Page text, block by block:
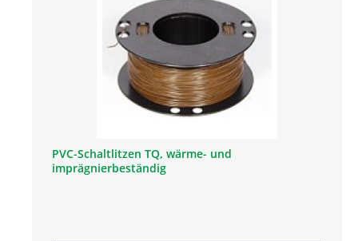
PVC-Schaltlitzen TQ, wärme- und
imprägnierbeständig